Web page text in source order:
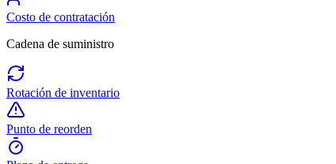
Costo de contratación
Cadena de suministro
Rotación de inventario
Punto de reorden